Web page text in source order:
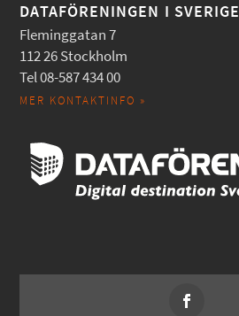
DATAFÖRENINGEN I SVERIGE
Fleminggatan 7
112 26 Stockholm
Tel 08-587 434 00
MER KONTAKTINFO »